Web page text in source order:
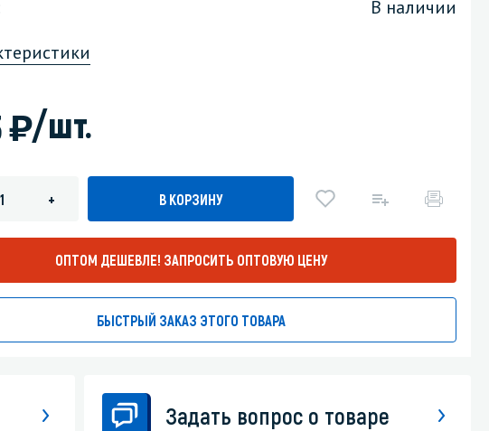
В наличии
)/шт.
+ В КОРЗИНУ
ОПТОМ ДЕШЕВЛЕ! ЗАПРОСИТЬ ОПТОВУЮ ЦЕНУ
БЫСТРЫЙ ЗАКАЗ ЭТОГО ТОВАРА
Задать вопрос о товаре